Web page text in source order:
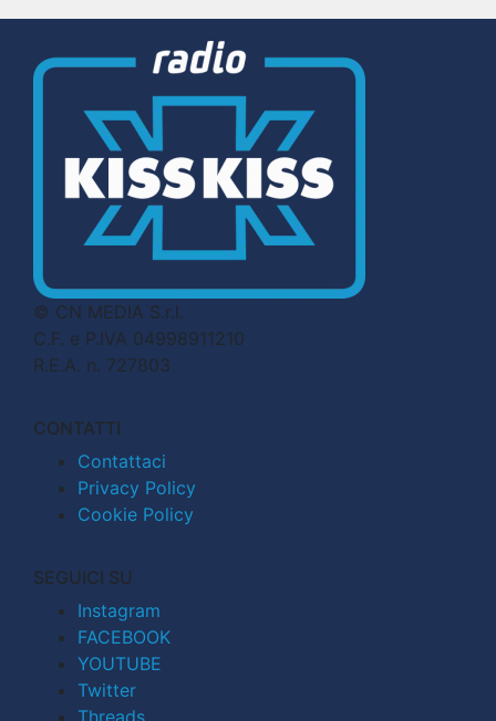
© CN MEDIA S.r.l.
C.F. e P.IVA 04998911210
R.E.A. n. 727803
CONTATTI
Contattaci
Privacy Policy
Cookie Policy
SEGUICI SU
Instagram
FACEBOOK
YOUTUBE
Twitter
Threads